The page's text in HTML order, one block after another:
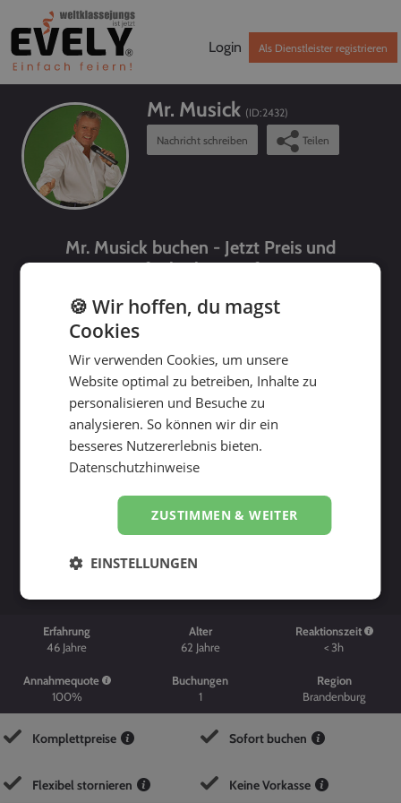
Login Als Dienstleister registrieren
Mr. Musick (ID:2432)
Nachricht schreiben Teilen
Mr. Musick buchen - Jetzt Preis und
Verfügbarkeit prüfen!
bis
Erfahrung
46 Jahre
Alter
62 Jahre
Reaktionszeit
< 3h
Annahmequote
100%
Buchungen
1
Region
Brandenburg
Komplettpreise Sofort buchen
Flexibel stornieren Keine Vorkasse
🍪 Wir hoffen, du magst
Cookies
Wir verwenden Cookies, um unsere
Website optimal zu betreiben, Inhalte zu
personalisieren und Besuche zu
analysieren. So können wir dir ein
besseres Nutzererlebnis bieten.
Datenschutzhinweise
ZUSTIMMEN & WEITER
EINSTELLUNGEN